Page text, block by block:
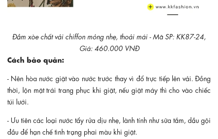
Đầm xòe chất vải chiffon mỏng nhẹ, thoải mái - Mã SP: KK87-24,
Giá: 460.000 VNĐ
Cách bảo quản:
- Nên hòa nước giặt vào nước trước thay vì đổ trực tiếp lên vải. Đồng
thời, lộn mặt trái trang phục khi giặt, nếu giặt máy thì cho vào chiếc
túi lưới.
- Ưu tiên các loại nước tẩy rửa dịu nhẹ, lành tính như sữa tắm, dầu gội
đầu để hạn chế tình trạng phai màu khi giặt.